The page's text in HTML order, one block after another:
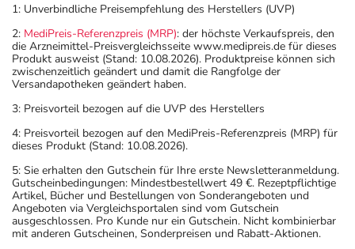
1: Unverbindliche Preisempfehlung des Herstellers (UVP)
2: MediPreis-Referenzpreis (MRP): der höchste Verkaufspreis, den
die Arzneimittel-Preisvergleichsseite www.medipreis.de für dieses
Produkt ausweist (Stand: 10.08.2026). Produktpreise können sich
zwischenzeitlich geändert und damit die Rangfolge der
Versandapotheken geändert haben.
3: Preisvorteil bezogen auf die UVP des Herstellers
4: Preisvorteil bezogen auf den MediPreis-Referenzpreis (MRP) für
dieses Produkt (Stand: 10.08.2026).
5: Sie erhalten den Gutschein für Ihre erste Newsletteranmeldung.
Gutscheinbedingungen: Mindestbestellwert 49 €. Rezeptpflichtige
Artikel, Bücher und Bestellungen von Sonderangeboten und
Angeboten via Vergleichsportalen sind vom Gutschein
ausgeschlossen. Pro Kunde nur ein Gutschein. Nicht kombinierbar
mit anderen Gutscheinen, Sonderpreisen und Rabatt-Aktionen.